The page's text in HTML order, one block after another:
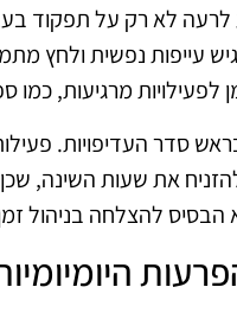
לרעה לא רק על תפקוד
עייפות נפשית ולחץ
מרגיעות, כמו
בראש סדר העדיפויות.
את שעות השינה,
הבסיס להצלחה בניהול